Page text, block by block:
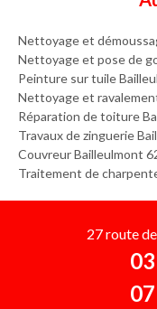
Nettoyage et
Nettoyage et pose de
Peinture sur tuile
Nettoyage et
Réparation de toiture
Travaux de zinguerie
Couvreur Bailleulmont
Traitement de
27 route